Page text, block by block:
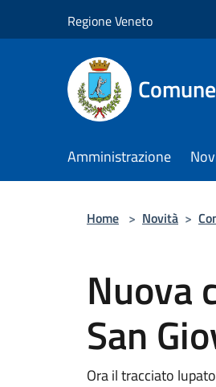
Regione Veneto
Amministrazione
Home > Novità >
Nuova
San
Ora il tracciato